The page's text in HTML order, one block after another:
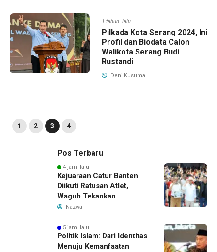
1 tahun lalu
Pilkada Kota Serang 2024, Ini
Profil dan Biodata Calon
Walikota Serang Budi
Rustandi
Deni Kusuma
1 2 3 4
Pos Terbaru
4 jam lalu
Kejuaraan Catur Banten
Diikuti Ratusan Atlet,
Wagub Tekankan
Pembinaan Dini
Nazwa
5 jam lalu
Politik Islam: Dari Identitas
Menuju Kemanfaatan